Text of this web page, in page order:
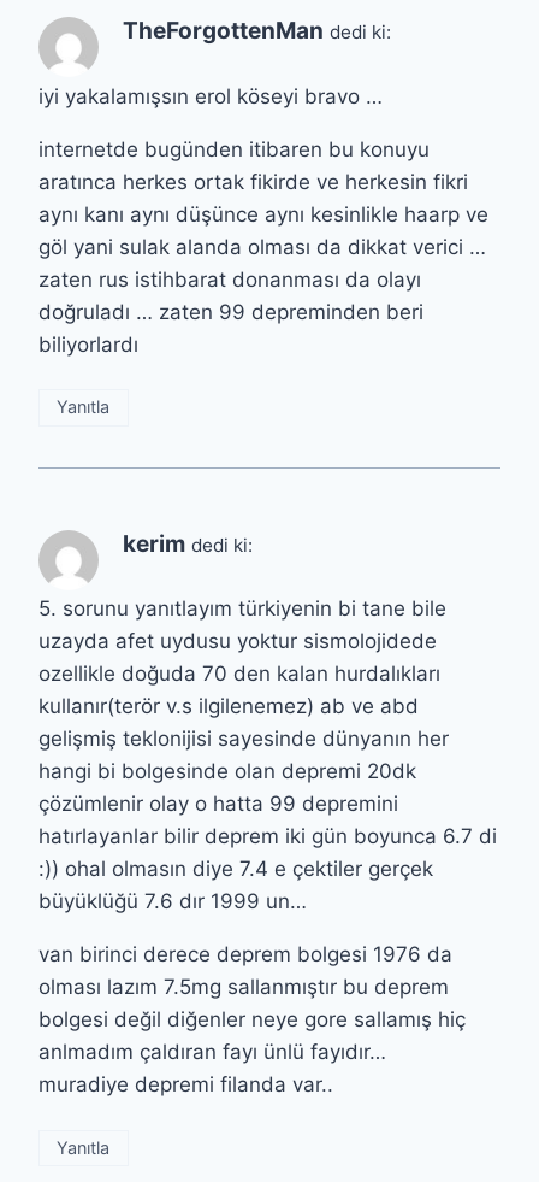
TheForgottenMan dedi ki:
iyi yakalamışsın erol köseyi bravo …
internetde bugünden itibaren bu konuyu
aratınca herkes ortak fikirde ve herkesin fikri
aynı kanı aynı düşünce aynı kesinlikle haarp ve
göl yani sulak alanda olması da dikkat verici …
zaten rus istihbarat donanması da olayı
doğruladı … zaten 99 depreminden beri
biliyorlardı
Yanıtla
kerim dedi ki:
5. sorunu yanıtlayım türkiyenin bi tane bile
uzayda afet uydusu yoktur sismolojidede
ozellikle doğuda 70 den kalan hurdalıkları
kullanır(terör v.s ilgilenemez) ab ve abd
gelişmiş teklonijisi sayesinde dünyanın her
hangi bi bolgesinde olan depremi 20dk
çözümlenir olay o hatta 99 depremini
hatırlayanlar bilir deprem iki gün boyunca 6.7 di
:)) ohal olmasın diye 7.4 e çektiler gerçek
büyüklüğü 7.6 dır 1999 un…
van birinci derece deprem bolgesi 1976 da
olması lazım 7.5mg sallanmıştır bu deprem
bolgesi değil diğenler neye gore sallamış hiç
anlmadım çaldıran fayı ünlü fayıdır…
muradiye depremi filanda var..
Yanıtla